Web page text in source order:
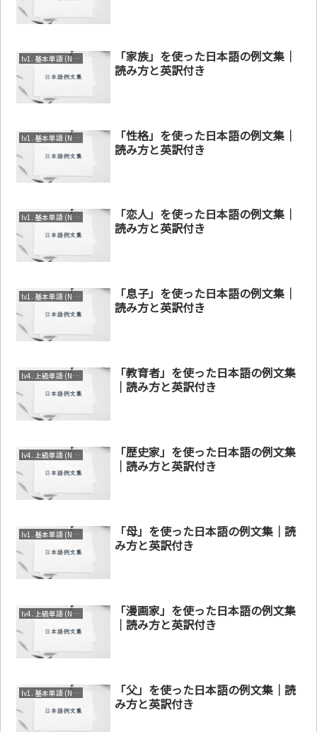
lv1. 基本単語 (N4～N5)
「家族」を使った日本語の例文集｜
読み方と英訳付き
lv1. 基本単語 (N4～N5)
「性格」を使った日本語の例文集｜
読み方と英訳付き
lv1. 基本単語 (N4～N5)
「恋人」を使った日本語の例文集｜
読み方と英訳付き
lv1. 基本単語 (N4～N5)
「息子」を使った日本語の例文集｜
読み方と英訳付き
lv4. 上級単語 (N1～N2)
「教育者」を使った日本語の例文集
｜読み方と英訳付き
lv4. 上級単語 (N1～N2)
「歴史家」を使った日本語の例文集
｜読み方と英訳付き
lv1. 基本単語 (N4～N5)
「母」を使った日本語の例文集｜読
み方と英訳付き
lv4. 上級単語 (N1～N2)
「漫画家」を使った日本語の例文集
｜読み方と英訳付き
lv1. 基本単語 (N4～N5)
「父」を使った日本語の例文集｜読
み方と英訳付き